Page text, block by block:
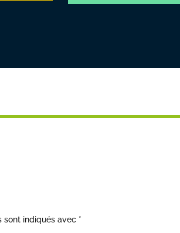
sont indiqués avec *